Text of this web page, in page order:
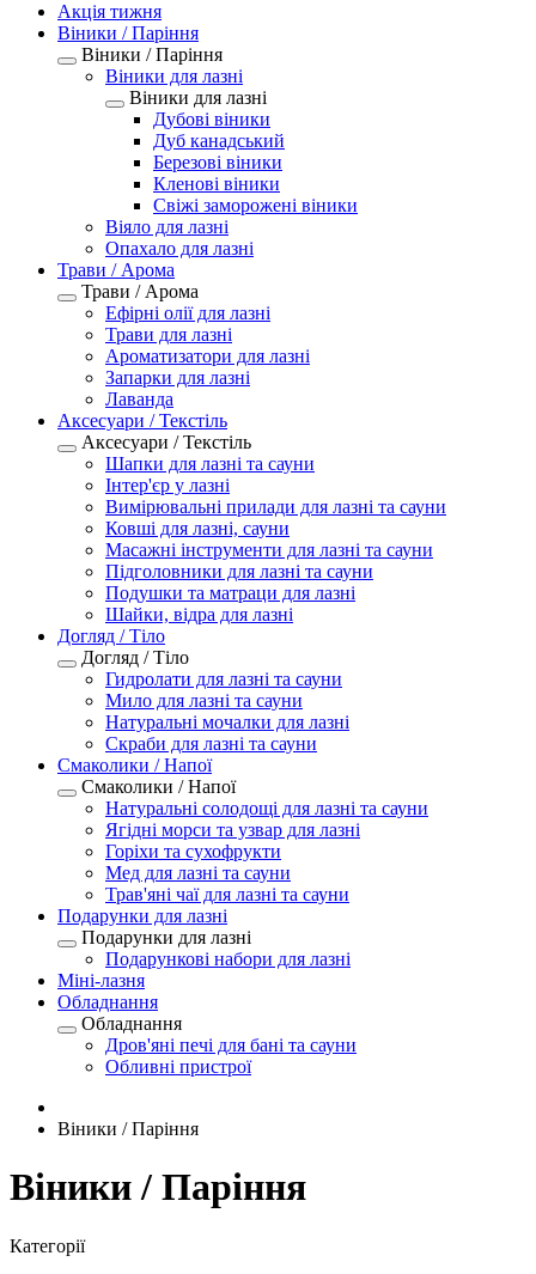
Акція тижня
Віники / Паріння
Віники / Паріння
Віники для лазні
Віники для лазні
Дубові віники
Дуб канадський
Березові віники
Кленові віники
Свіжі заморожені віники
Віяло для лазні
Опахало для лазні
Трави / Арома
Трави / Арома
Ефірні олії для лазні
Трави для лазні
Ароматизатори для лазні
Запарки для лазні
Лаванда
Аксесуари / Текстіль
Аксесуари / Текстіль
Шапки для лазні та сауни
Інтер'єр у лазні
Вимірювальні прилади для лазні та сауни
Ковші для лазні, сауни
Масажні інструменти для лазні та сауни
Підголовники для лазні та сауни
Подушки та матраци для лазні
Шайки, відра для лазні
Догляд / Тіло
Догляд / Тіло
Гидролати для лазні та сауни
Мило для лазні та сауни
Натуральні мочалки для лазні
Скраби для лазні та сауни
Смаколики / Напої
Смаколики / Напої
Натуральні солодощі для лазні та сауни
Ягідні морси та узвар для лазні
Горіхи та сухофрукти
Мед для лазні та сауни
Трав'яні чаї для лазні та сауни
Подарунки для лазні
Подарунки для лазні
Подарункові набори для лазні
Міні-лазня
Обладнання
Обладнання
Дров'яні печі для бані та сауни
Обливні пристрої
Віники / Паріння
Віники / Паріння
Категорії